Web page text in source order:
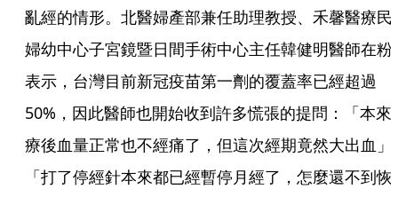
亂經的情形。北醫婦產部兼任助理教授、禾馨醫療民
婦幼中心子宮鏡暨日間手術中心主任韓健明醫師在粉
表示，台灣目前新冠疫苗第一劑的覆蓋率已經超過
50%，因此醫師也開始收到許多慌張的提問：「本來
療後血量正常也不經痛了，但這次經期竟然大出血」
「打了停經針本來都已經暫停月經了，怎麼還不到恢